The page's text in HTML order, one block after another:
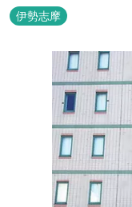
バーベキューはもちろ
ャンプなどもお楽しみいただけます！ 火
伊勢志摩